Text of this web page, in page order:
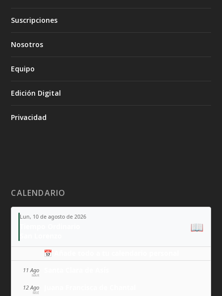
Suscripciones
Nosotros
Equipo
Edición Digital
Privacidad
CALENDARIO
Lun, 10 de agosto de 2026
📖
📅 Añade todo a tu calendario personal
11 Ago
MAR
12 Ago
MIÉ